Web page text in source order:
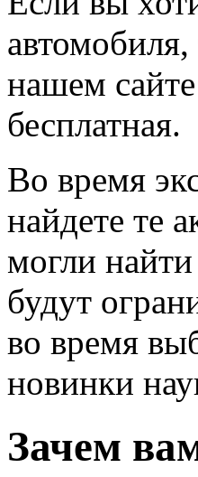
нашем
бесплатная.
Во время
найдете те
могли
будут
во время
новинки
Зачем